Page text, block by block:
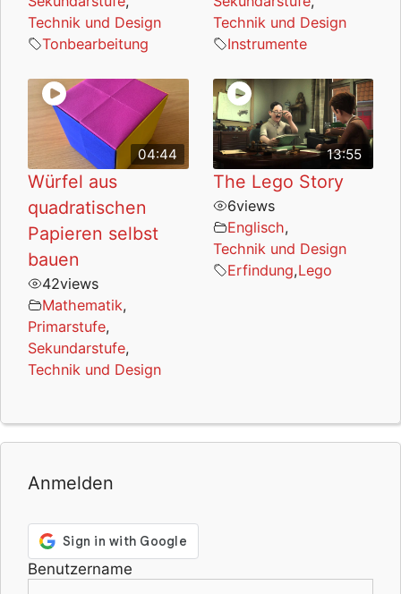
Technik und Design
Tonbearbeitung
Technik und Design
Instrumente
04:44
Würfel aus
quadratischen
Papieren selbst
bauen
42views
Mathematik,
Primarstufe,
Sekundarstufe,
Technik und Design
13:55
The Lego Story
6views
Englisch,
Technik und Design
Erfindung,Lego
Anmelden
Benutzername